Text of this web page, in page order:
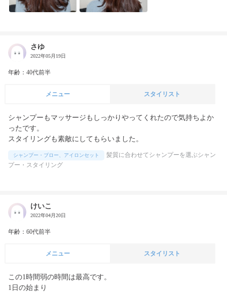
さゆ
2022年05月19日
年齢：40代前半
メニュー スタイリスト
シャンプーもマッサージもしっかりやってくれたので気持ちよか
ったです。
スタイリングも素敵にしてもらいました。
シャンプー・ブロー、アイロンセット
髪質に合わせてシャンプーを選ぶシャン
プー・スタイリング
けいこ
2022年04月20日
年齢：60代前半
メニュー スタイリスト
この1時間弱の時間は最高です。
1日の始まり